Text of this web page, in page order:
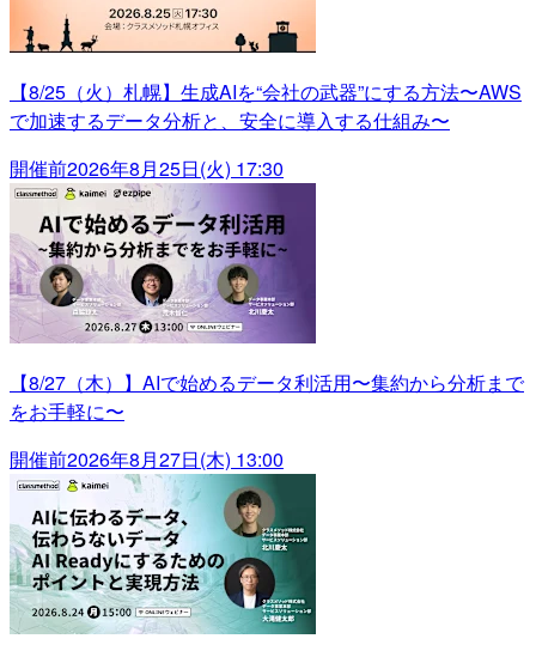
【8/25（火）札幌】生成AIを“会社の武器”にする方法〜AWS
で加速するデータ分析と、安全に導入する仕組み〜
開催前2026年8月25日(火) 17:30
【8/27（木）】AIで始めるデータ利活用〜集約から分析まで
をお手軽に〜
開催前2026年8月27日(木) 13:00